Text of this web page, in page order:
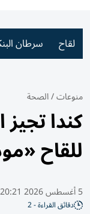
لقاح سرطان
منوعات/الصحة
كندا
للقاح
5 أغسطس 2026 20:21 مساء
دقائق القراءة - 2